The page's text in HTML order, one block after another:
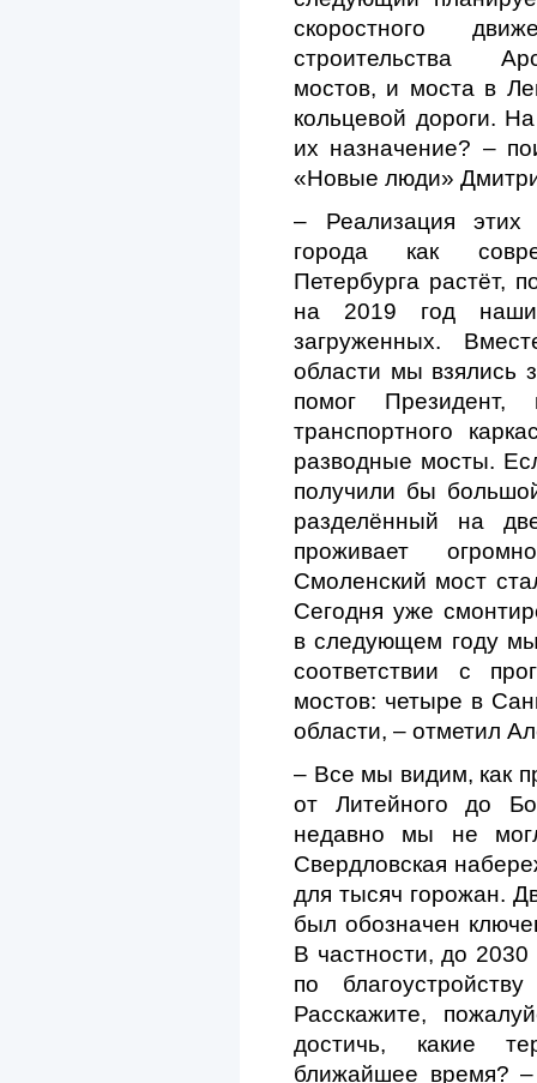
скоростного
строительства
мостов, и моста в
кольцевой дороги.
их назначение? –
«Новые люди»
– Реализация этих
города как
Петербурга растёт,
на 2019 год
загруженных.
области мы взялись
помог
транспортного
разводные мосты.
получили бы
разделённый на
проживает
Смоленский мост
Сегодня уже
в следующем году
соответствии с
мостов: четыре в
области, – отметил
– Все мы видим, как
от Литейного до
недавно мы не
Свердловская
для тысяч горожан.
был обозначен
В частности, до
по
Расскажите,
достичь, какие
ближайшее время? –